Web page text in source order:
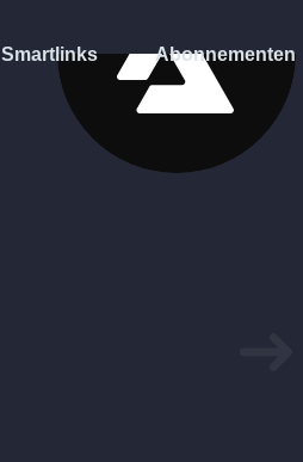
Smartlinks Abonnementen